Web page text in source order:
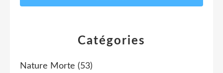
Catégories
Nature Morte (53)